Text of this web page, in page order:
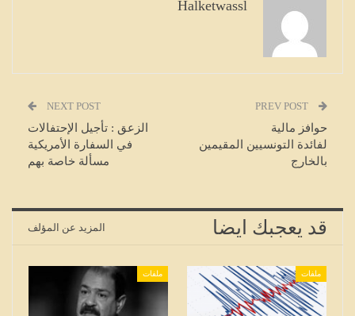
Halketwassl
حوافز مالية
لفائدة التونسيين المقيمين
بالخارج
NEXT POST
الزعق : تأجيل الإحتفالات
في السفارة الأمريكية
مسألة خاصة بهم
قد يعجبك ايضا المزيد عن المؤلف
ملفات ملفات